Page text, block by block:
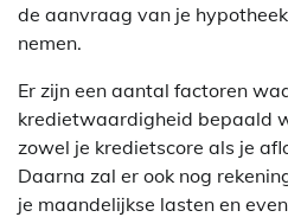
de aanvraag van je
nemen.
Er zijn een aantal factoren
kredietwaardigheid bepaald
zowel je kredietscore als je
Daarna zal er ook nog
je maandelijkse lasten en